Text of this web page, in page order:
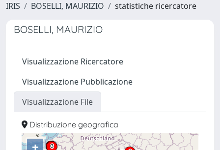
IRIS BOSELLI, MAURIZIO statistiche ricercatore
BOSELLI, MAURIZIO
Visualizzazione Ricercatore
Visualizzazione Pubblicazione
Visualizzazione File
Distribuzione geografica